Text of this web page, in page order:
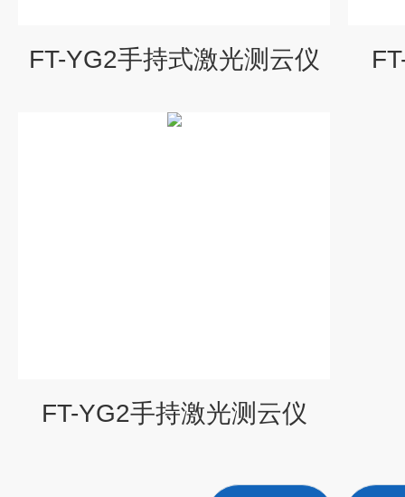
FT-YG2手持式激光测云仪
FT-YG2手持激光测云仪